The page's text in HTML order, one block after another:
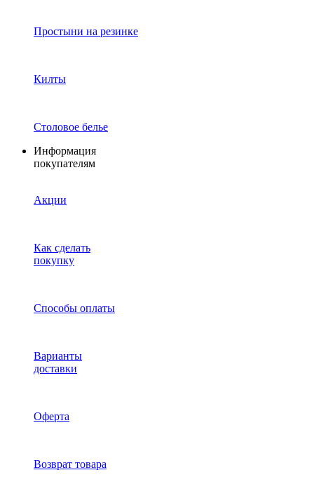
Простыни на резинке
Килты
Столовое белье
Информация
покупателям
Акции
Как сделать
покупку
Способы оплаты
Варианты
доставки
Оферта
Возврат товара